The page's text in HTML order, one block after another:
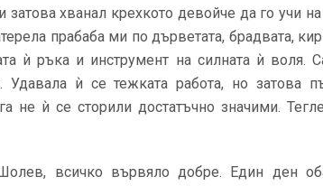
хванал крехкото девойче да го учи
прабаба ми по дърветата, брадвата,
ѝ ръка и инструмент на силната ѝ воля.
Удавала ѝ се тежката работа, но затова
не ѝ се сторили достатъчно значими.
всичко вървяло добре. Един ден